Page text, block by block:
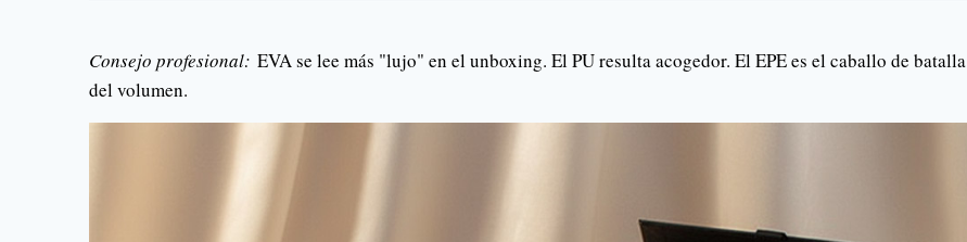
Consejo profesional: EVA se lee más "lujo" en el unboxing. El PU resulta acogedor. El EPE es el caballo de batalla
del volumen.